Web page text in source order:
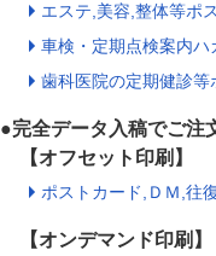
エステ,美容,整体等ポ
車検・定期点検案内
歯科医院の定期健診
●完全データ入稿でご注
【オフセット印刷】
ポストカード,ＤＭ,往
【オンデマンド印刷】